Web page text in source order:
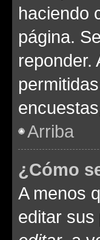
haciendo
página.
reponder.
Arriba
¿Cómo
A menos
editar sus